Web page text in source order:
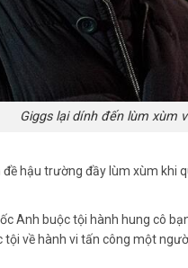
Giggs lại dính đến lùm xùm
hậu trường đầy lùm xùm khi
Anh buộc tội hành hung cô
về hành vi tấn công một